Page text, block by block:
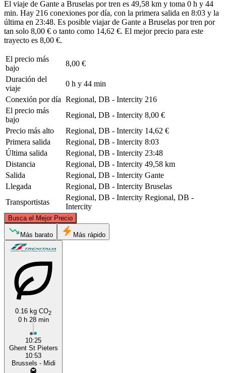
El viaje de Gante a Bruselas por tren es 49,58 km y toma 0 h y 44
min. Hay 216 conexiones por día, con la primera salida en 8:03 y la
última en 23:48. Es posible viajar de Gante a Bruselas por tren por
tan solo 8,00 € o tanto como 14,62 €. El mejor precio para este
trayecto es 8,00 €.
El precio más
bajo
8,00 €
Duración del
viaje
0 h y 44 min
Conexión por día Regional, DB - Intercity 216
El precio más
bajo
Regional, DB - Intercity 8,00 €
Precio más alto
Regional, DB - Intercity 14,62 €
Primera salida
Regional, DB - Intercity 8:03
Última salida
Regional, DB - Intercity 23:48
Distancia
Regional, DB - Intercity 49,58 km
Salida
Regional, DB - Intercity Gante
Llegada
Regional, DB - Intercity Bruselas
Transportistas
Regional, DB - Intercity Regional, DB -
Intercity
Busca el Mejor Precio
Ghent
Más barato Más rápido
0.16 kg CO2
0 h 28 min
10:25
Ghent St Pieters
10:53
Brussels - Midi